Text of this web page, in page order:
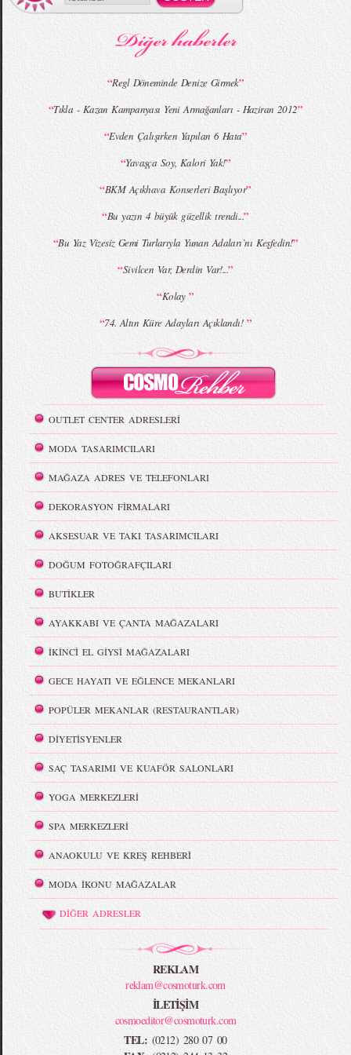
MBFWI - Gülçin Çengel 2015 Yaz
MBFWI - Zeynep Erdoğan 2015 Yaz
MBFWI - Giray Sepin 2015 Yaz Koleksiyonu MBFWI - Burçe Bekrek 2015 Yaz Koleksiyonu
“Regl Döneminde Denize Girmek”
“Tıkla - Kazan Kampanyası Yeni Armağanları - Haziran 2012”
“Evden Çalışırken Yapılan 6 Hata”
“Yavaşça Soy, Kalori Yak!”
“BKM Açıkhava Konserleri Başlıyor”
“Bu yazın 4 büyük güzellik trendi...”
“Bu Yaz Vizesiz Gemi Turlarıyla Yunan Adaları`nı Keşfedin!”
“Sivilcen Var, Derdin Var!...”
“Kolay”
“74. Altın Küre Adayları Açıklandı! ”
OUTLET CENTER ADRESLERİ
MODA TASARIMCILARI
MAĞAZA ADRES VE TELEFONLARI
DEKORASYON FİRMALARI
AKSESUAR VE TAKI TASARIMCILARI
DOĞUM FOTOĞRAFÇILARI
BUTİKLER
AYAKKABI VE ÇANTA MAĞAZALARI
İKİNCİ EL GİYSİ MAĞAZALARI
GECE HAYATI VE EĞLENCE MEKANLARI
POPÜLER MEKANLAR (RESTAURANTLAR)
DİYETİSYENLER
SAÇ TASARIMI VE KUAFÖR SALONLARI
YOGA MERKEZLERİ
SPA MERKEZLERİ
ANAOKULU VE KREŞ REHBERİ
MODA İKONU MAĞAZALAR
DİĞER ADRESLER
REKLAM
reklam@cosmoturk.com
İLETİŞİM
cosmoeditor@cosmoturk.com
TEL: (0212) 280 07 00